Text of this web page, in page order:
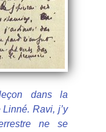
dans la
Ravi, j’y
ne se